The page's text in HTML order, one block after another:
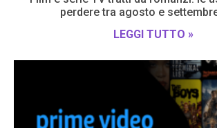
perdere tra agosto e
LEGGI TUTTO »